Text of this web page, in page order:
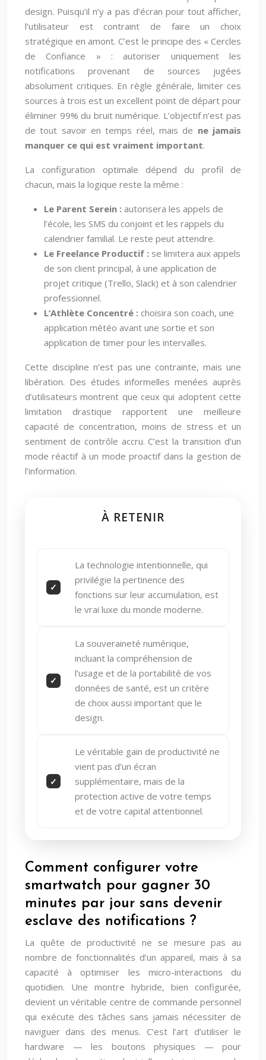
design. Puisqu’il n’y a pas d’écran pour tout afficher,
l’utilisateur est contraint de faire un choix
stratégique en amont. C’est le principe des « Cercles
de Confiance » : autoriser uniquement les
notifications provenant de sources jugées
absolument critiques. En règle générale, limiter ces
sources à trois est un excellent point de départ pour
éliminer 99% du bruit numérique. L’objectif n’est pas
de tout savoir en temps réel, mais de ne jamais
manquer ce qui est vraiment important.
La configuration optimale dépend du profil de
chacun, mais la logique reste la même :
Le Parent Serein : autorisera les appels de
l’école, les SMS du conjoint et les rappels du
calendrier familial. Le reste peut attendre.
Le Freelance Productif : se limitera aux appels
de son client principal, à une application de
projet critique (Trello, Slack) et à son calendrier
professionnel.
L’Athlète Concentré : choisira son coach, une
application météo avant une sortie et son
application de timer pour les intervalles.
Cette discipline n’est pas une contrainte, mais une
libération. Des études informelles menées auprès
d’utilisateurs montrent que ceux qui adoptent cette
limitation drastique rapportent une meilleure
capacité de concentration, moins de stress et un
sentiment de contrôle accru. C’est la transition d’un
mode réactif à un mode proactif dans la gestion de
l’information.
À RETENIR
La technologie intentionnelle, qui
privilégie la pertinence des
fonctions sur leur accumulation, est
le vrai luxe du monde moderne.
La souveraineté numérique,
incluant la compréhension de
l’usage et de la portabilité de vos
données de santé, est un critère
de choix aussi important que le
design.
Le véritable gain de productivité ne
vient pas d’un écran
supplémentaire, mais de la
protection active de votre temps
et de votre capital attentionnel.
Comment configurer votre
smartwatch pour gagner 30
minutes par jour sans devenir
esclave des notifications ?
La quête de productivité ne se mesure pas au
nombre de fonctionnalités d’un appareil, mais à sa
capacité à optimiser les micro-interactions du
quotidien. Une montre hybride, bien configurée,
devient un véritable centre de commande personnel
qui exécute des tâches sans jamais nécessiter de
naviguer dans des menus. C’est l’art d’utiliser le
hardware — les boutons physiques — pour